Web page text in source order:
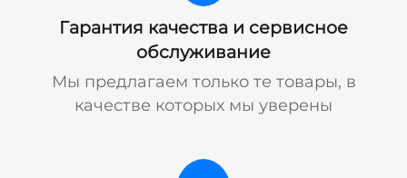
Гарантия качества и сервисное
обслуживание
Мы предлагаем только те товары, в
качестве которых мы уверены